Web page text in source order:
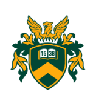
2021.
MÁRCIUS
25.